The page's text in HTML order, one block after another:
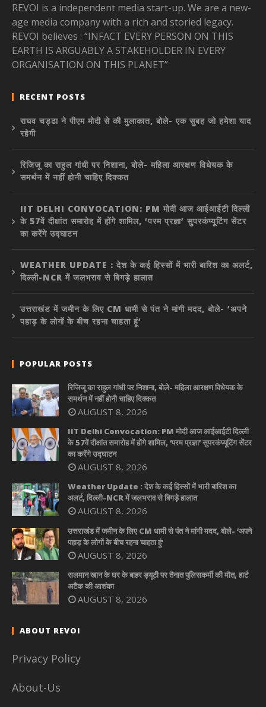
REVOI is a independent media start-up. We are a new-
age media company with a rich and storied legacy.
REVOI believes : “INFACT EVERY PERSON ON THIS
EARTH IS ARGUABLY A STAKEHOLDER IN EVERY
ORGANISATION ON THIS PLANET”
RECENT POSTS
राघव चड्ढा ने पीएम मोदी से की मुलाकात, बोले- एक सुबह जो हमेशा याद
रहेगी
रिजिजू का राहुल गांधी पर निशाना, बोले- महिला आरक्षण विधेयक के
समर्थन में नहीं होनी चाहिए दिक्कत
IIT DELHI CONVOCATION: PM मोदी आज आईआईटी दिल्ली
के 57वें दीक्षांत समारोह में होंगे शामिल, ‘परम प्रज्ञा’ सुपरकंप्यूटिंग सेंटर
का करेंगे उद्घाटन
WEATHER UPDATE : देश के कई हिस्सों में भारी बारिश का अलर्ट,
दिल्ली-NCR में जलभराव से बिगड़े हालात
उत्तराखंड में जमीन के लिए CM धामी से पंत ने मांगी मदद, बोले- ‘अपने
पहाड़ के लोगों के बीच रहना चाहता हूं’
POPULAR POSTS
रिजिजू का राहुल गांधी पर निशाना, बोले- महिला आरक्षण विधेयक के
समर्थन में नहीं होनी चाहिए दिक्कत
AUGUST 8, 2026
IIT Delhi Convocation: PM मोदी आज आईआईटी दिल्ली
के 57वें दीक्षांत समारोह में होंगे शामिल, ‘परम प्रज्ञा’ सुपरकंप्यूटिंग सेंटर
का करेंगे उद्घाटन
AUGUST 8, 2026
Weather Update : देश के कई हिस्सों में भारी बारिश का
अलर्ट, दिल्ली-NCR में जलभराव से बिगड़े हालात
AUGUST 8, 2026
उत्तराखंड में जमीन के लिए CM धामी से पंत ने मांगी मदद, बोले- ‘अपने
पहाड़ के लोगों के बीच रहना चाहता हूं’
AUGUST 8, 2026
सलमान खान के घर के बाहर ड्यूटी पर तैनात पुलिसकर्मी की मौत, हार्ट
अटैक की आशंका
AUGUST 8, 2026
ABOUT REVOI
Privacy Policy
About-Us